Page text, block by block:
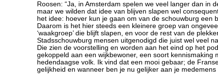
Roosen: “Ja, in Amsterdam spelen we veel langer dan in
maar we wilden dat idee van blijven slapen wel
het idee: hoever kun je gaan om van de schouwburg een
Daarom is het hier steeds een kleinere groep van
‘waakgroep’ die blijft slapen, en voor de rest van de
Stadsschouwburg mensen uitgenodigd die juist wel veel
Die zien de voorstelling en worden aan het eind op het
gekoppeld aan een wijkbewoner, een soort kennismaking
hedendaagse volk. Ik vind dat een mooi gebaar; de
gelijkheid en wanneer ben je nu gelijker aan je medemens